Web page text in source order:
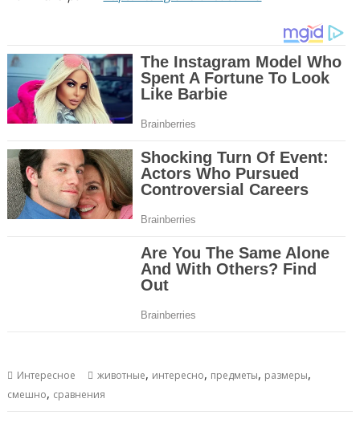
Интересное животные, интересно, предметы, размеры,
смешно, сравнения